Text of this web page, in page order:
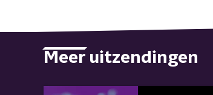
Meer uitzendingen